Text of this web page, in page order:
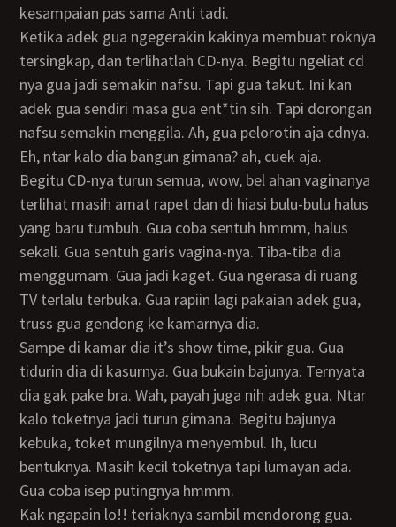
kesampaian pas sama Anti tadi.
Ketika adek gua ngegerakin kakinya membuat roknya
tersingkap, dan terlihatlah CD-nya. Begitu ngeliat cd
nya gua jadi semakin nafsu. Tapi gua takut. Ini kan
adek gua sendiri masa gua ent*tin sih. Tapi dorongan
nafsu semakin menggila. Ah, gua pelorotin aja cdnya.
Eh, ntar kalo dia bangun gimana? ah, cuek aja.
Begitu CD-nya turun semua, wow, bel ahan vaginanya
terlihat masih amat rapet dan di hiasi bulu-bulu halus
yang baru tumbuh. Gua coba sentuh hmmm, halus
sekali. Gua sentuh garis vagina-nya. Tiba-tiba dia
menggumam. Gua jadi kaget. Gua ngerasa di ruang
TV terlalu terbuka. Gua rapiin lagi pakaian adek gua,
truss gua gendong ke kamarnya dia.
Sampe di kamar dia it’s show time, pikir gua. Gua
tidurin dia di kasurnya. Gua bukain bajunya. Ternyata
dia gak pake bra. Wah, payah juga nih adek gua. Ntar
kalo toketnya jadi turun gimana. Begitu bajunya
kebuka, toket mungilnya menyembul. Ih, lucu
bentuknya. Masih kecil toketnya tapi lumayan ada.
Gua coba isep putingnya hmmm.
Kak ngapain lo!! teriaknya sambil mendorong gua.